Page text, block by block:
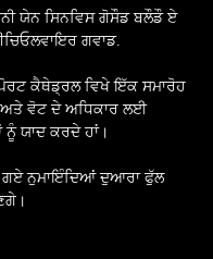
ਯੇਨ ਸਿਨਵਿਸ ਗੋਸੌਡ ਬਲੌਡੌ ਏ
ਗਵਾਡ.
ਕੈਥੇਡ੍ਰਲ ਵਿਖੇ ਇੱਕ ਸਮਾਰੋਹ
ਵੋਟ ਦੇ ਅਧਿਕਾਰ ਲਈ
ਯਾਦ ਕਰਦੇ ਹਾਂ।
ਗਏ ਨੁਮਾਇੰਦਿਆਂ ਦੁਆਰਾ ਫੁੱਲ